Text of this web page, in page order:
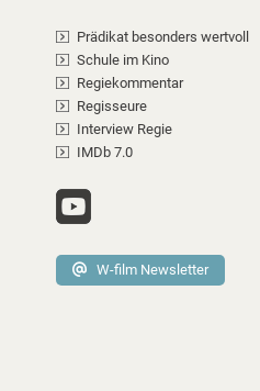
Prädikat besonders wertvoll
Schule im Kino
Regiekommentar
Regisseure
Interview Regie
IMDb 7.0
W-film Newsletter